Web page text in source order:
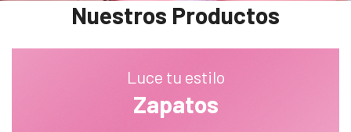
Nuestros Productos
Luce tu estilo
Zapatos